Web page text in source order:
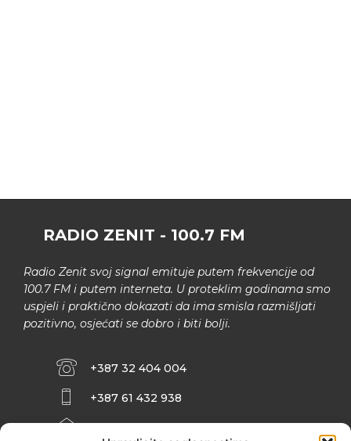
RADIO ZENIT - 100.7 FM
Radio Zenit svoj signal emituje putem frekvencije od
100.7 FM i putem interneta. U proteklim godinama smo
uspjeli i praktično dokazati da ima smisla razmišljati
pozitivno, osjećati se dobro i biti bolji.
+387 32 404 004
+387 61 432 938
INFO@ZENIT.BA